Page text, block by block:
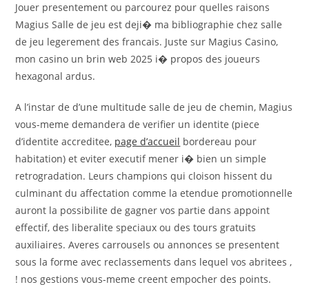
Jouer presentement ou parcourez pour quelles raisons
Magius Salle de jeu est deji� ma bibliographie chez salle
de jeu legerement des francais. Juste sur Magius Casino,
mon casino un brin web 2025 i� propos des joueurs
hexagonal ardus.
A l’instar de d’une multitude salle de jeu de chemin, Magius
vous-meme demandera de verifier un identite (piece
d’identite accreditee, page d’accueil bordereau pour
habitation) et eviter executif mener i� bien un simple
retrogradation. Leurs champions qui cloison hissent du
culminant du affectation comme la etendue promotionnelle
auront la possibilite de gagner vos partie dans appoint
effectif, des liberalite speciaux ou des tours gratuits
auxiliaires. Averes carrousels ou annonces se presentent
sous la forme avec reclassements dans lequel vos abritees ,
! nos gestions vous-meme creent empocher des points.